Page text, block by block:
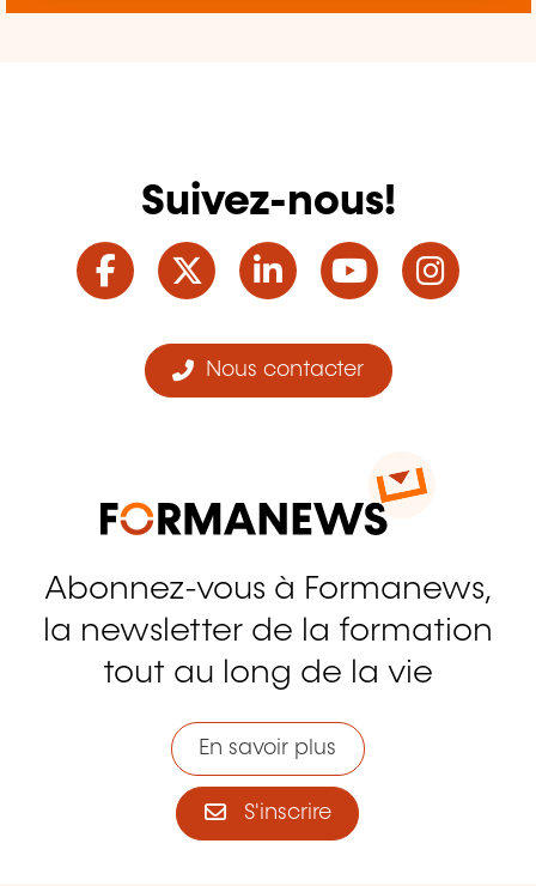
Suivez-nous!
Facebook
TwitterLinkedInYouTube
Nous contacter
Abonnez-vous à Formanews,
la newsletter de la formation
tout au long de la vie
En savoir plus
S'inscrire